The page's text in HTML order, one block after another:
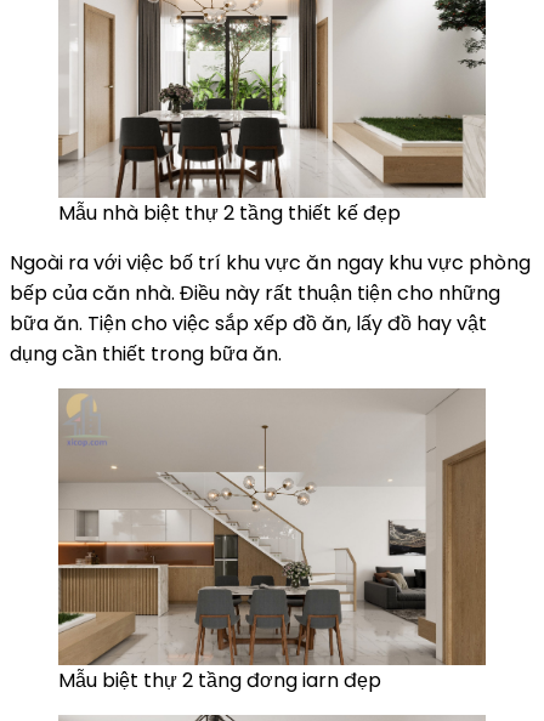
Mẫu nhà biệt thự 2 tầng thiết kế đẹp
Ngoài ra với việc bố trí khu vực ăn ngay khu vực phòng
bếp của căn nhà. Điều này rất thuận tiện cho những
bữa ăn. Tiện cho việc sắp xếp đồ ăn, lấy đồ hay vật
dụng cần thiết trong bữa ăn.
Mẫu biệt thự 2 tầng đơng iarn đẹp